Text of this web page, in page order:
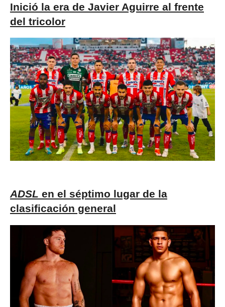
Inició la era de Javier Aguirre al frente
del tricolor
ADSL en el séptimo lugar de la
clasificación general